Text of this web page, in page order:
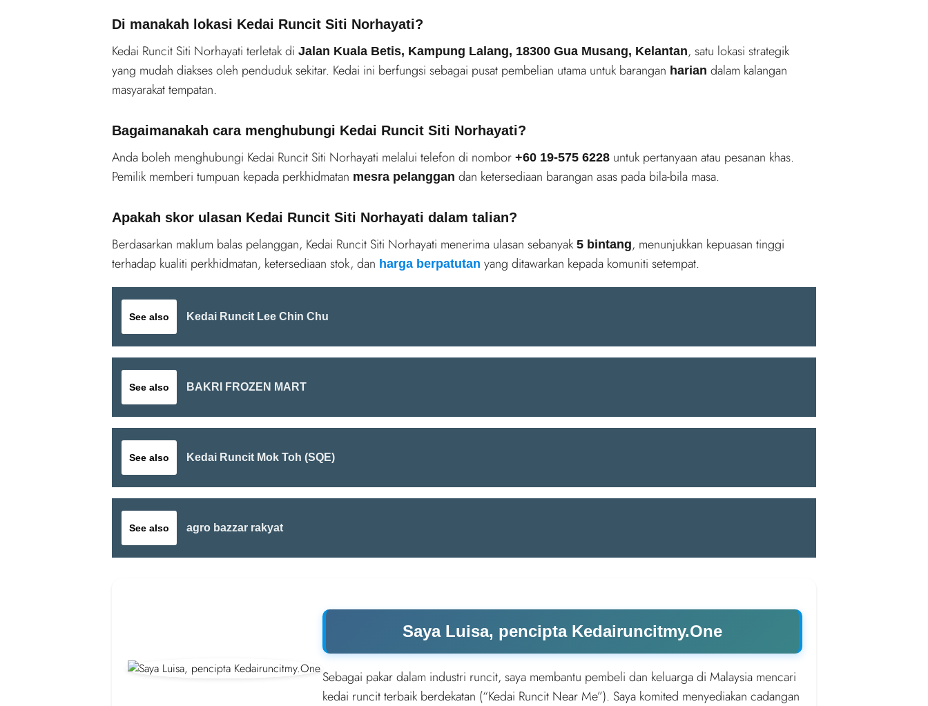
Di manakah lokasi Kedai Runcit Siti Norhayati?
Kedai Runcit Siti Norhayati terletak di Jalan Kuala Betis, Kampung Lalang, 18300 Gua Musang, Kelantan, satu lokasi strategik
yang mudah diakses oleh penduduk sekitar. Kedai ini berfungsi sebagai pusat pembelian utama untuk barangan harian dalam kalangan
masyarakat tempatan.
Bagaimanakah cara menghubungi Kedai Runcit Siti Norhayati?
Anda boleh menghubungi Kedai Runcit Siti Norhayati melalui telefon di nombor +60 19-575 6228 untuk pertanyaan atau pesanan khas.
Pemilik memberi tumpuan kepada perkhidmatan mesra pelanggan dan ketersediaan barangan asas pada bila-bila masa.
Apakah skor ulasan Kedai Runcit Siti Norhayati dalam talian?
Berdasarkan maklum balas pelanggan, Kedai Runcit Siti Norhayati menerima ulasan sebanyak 5 bintang, menunjukkan kepuasan tinggi
terhadap kualiti perkhidmatan, ketersediaan stok, dan harga berpatutan yang ditawarkan kepada komuniti setempat.
See also Kedai Runcit Lee Chin Chu
See also BAKRI FROZEN MART
See also Kedai Runcit Mok Toh (SQE)
See also agro bazzar rakyat
Saya Luisa, pencipta Kedairuncitmy.One
Sebagai pakar dalam industri runcit, saya membantu pembeli dan keluarga di Malaysia mencari
kedai runcit terbaik berdekatan (“Kedai Runcit Near Me”). Saya komited menyediakan cadangan